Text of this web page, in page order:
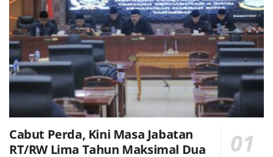
Cabut Perda, Kini Masa Jabatan
RT/RW Lima Tahun Maksimal Dua